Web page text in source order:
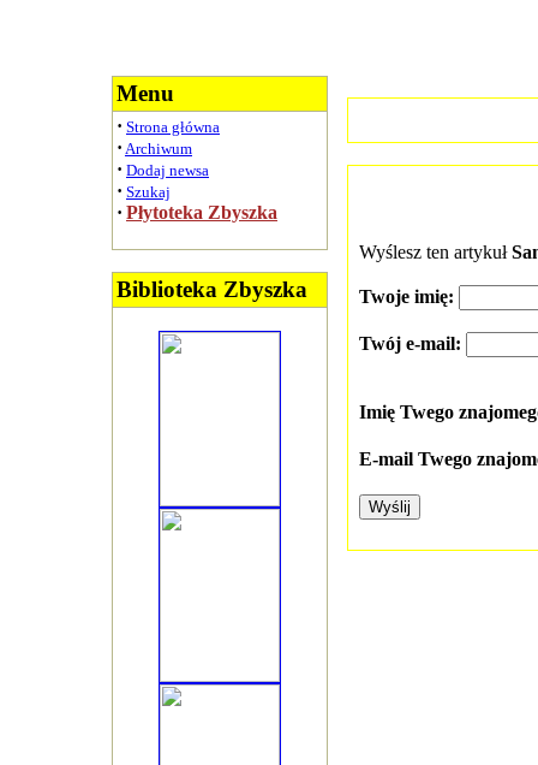
Menu
· Strona główna
· Archiwum
· Dodaj newsa
· Szukaj
· Płytoteka Zbyszka
Biblioteka Zbyszka
Wyślesz ten artykuł
Twoje imię:
Twój e-mail:
Imię Twego
E-mail Twego